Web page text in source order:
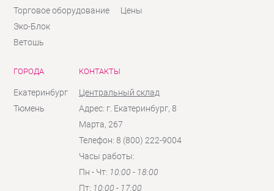
Торговое оборудование
Эко-Блок
Ветошь
Цены
ГОРОДА
Екатеринбург
Тюмень
КОНТАКТЫ
Центральный склад
Адрес: г. Екатеринбург, 8
Марта, 267
Телефон: 8 (800) 222-9004
Часы работы:
Пн - Чт: 10:00 - 18:00
Пт: 10:00 - 17:00